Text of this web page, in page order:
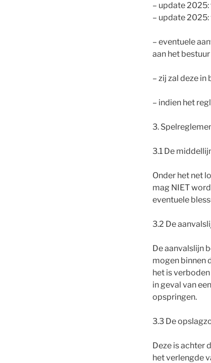
– update
– update
– eventuele
aan het bestuur
– zij zal deze
– indien het
3.
3.1 De
Onder het net
mag NIET
eventuele
3.2 De
De aanvalslijn
mogen binnen
het is
in geval van
opspringen.
3.3 De
Deze is achter
het verlengde